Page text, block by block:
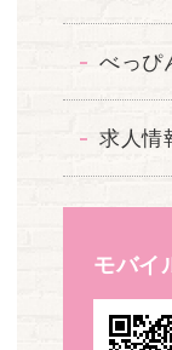
べっぴ
求人情
モバイ